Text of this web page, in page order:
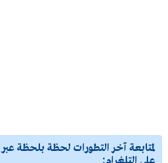
لمتابعة آخر التطورات لحظة بلحظة